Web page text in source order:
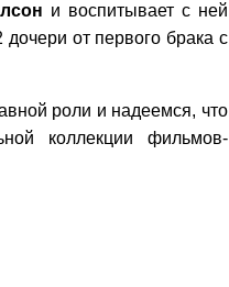
и воспитывает с ней
дочери от первого брака с
роли и надеемся, что
коллекции фильмов-